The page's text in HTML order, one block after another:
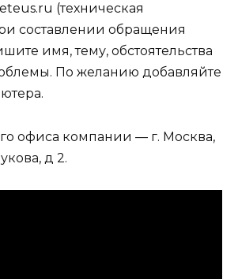
(техническая
составлении обращения
имя, тему, обстоятельства
По желанию добавляйте
офиса компании — г. Москва,
д 2.